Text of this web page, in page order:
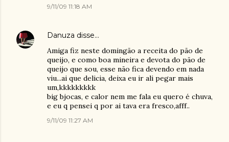
9/11/09 11:18 AM
Danuza disse…
Amiga fiz neste domingão a receita do pão de
queijo, e como boa mineira e devota do pão de
queijo que sou, esse não fica devendo em nada
viu...ai que delicia, deixa eu ir ali pegar mais
um,kkkkkkkkk
big bjocas, e calor nem me fala eu quero é chuva,
e eu q pensei q por ai tava era fresco,afff..
9/11/09 11:27 AM